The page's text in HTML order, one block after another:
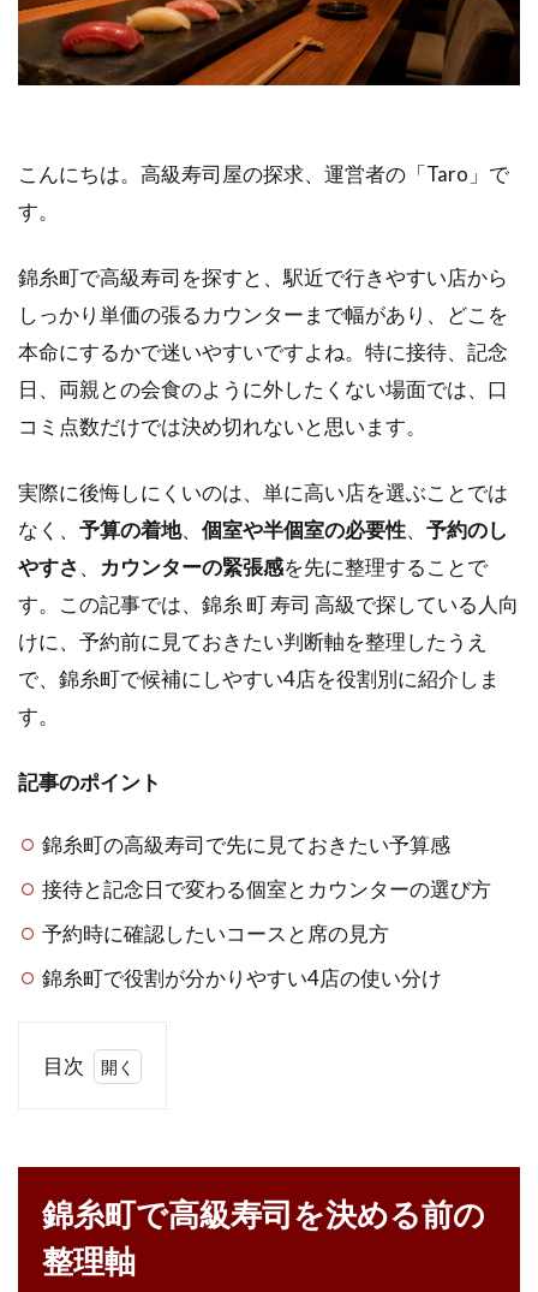
こんにちは。高級寿司屋の探求、運営者の「Taro」で
す。
錦糸町で高級寿司を探すと、駅近で行きやすい店から
しっかり単価の張るカウンターまで幅があり、どこを
本命にするかで迷いやすいですよね。特に接待、記念
日、両親との会食のように外したくない場面では、口
コミ点数だけでは決め切れないと思います。
実際に後悔しにくいのは、単に高い店を選ぶことでは
なく、 予算の着地、 個室や半個室の必要性、 予約のし
やすさ 、 カウンターの緊張感を先に整理することで
す。この記事では、錦糸 町 寿司 高級で探している人向
けに、予約前に見ておきたい判断軸を整理したうえ
で、錦糸町で候補にしやすい4店を役割別に紹介しま
す。
記事のポイント
錦糸町の高級寿司で先に見ておきたい予算感
接待と記念日で変わる個室とカウンターの選び方
予約時に確認したいコースと席の見方
錦糸町で役割が分かりやすい4店の使い分け
目次
で
高
級
寿
錦糸町で高級寿司を決める前の
整理軸